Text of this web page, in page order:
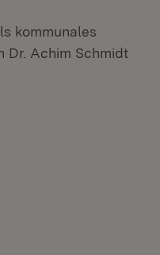
kommunales
Dr. Achim Schmidt